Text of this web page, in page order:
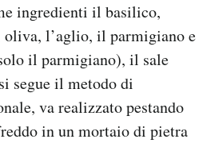
ingredienti il basilico,
oliva, l’aglio, il parmigiano e
il parmigiano), il sale
segue il metodo di
va realizzato pestando
in un mortaio di pietra